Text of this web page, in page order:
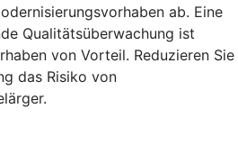
ab. Eine
Qualitätsüberwachung ist
von Vorteil. Reduzieren Sie
das Risiko von